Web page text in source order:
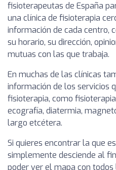
fisioterapeutas de España
una clínica de fisioterapia
información de cada centro,
su horario, su dirección,
mutuas con las que trabaja.
En muchas de las clínicas
información de los servicios
fisioterapia, como
ecografía, diatermia,
largo etcétera.
Si quieres encontrar la que
simplemente desciende al
poder ver el mapa con